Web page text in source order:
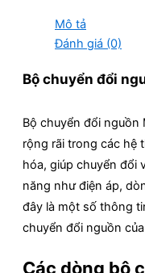
Mô tả
Đánh giá (0)
Bộ chuyển đổi
Bộ chuyển đổi nguồn
rộng rãi trong các hệ
hóa, giúp chuyển đổi
năng như điện áp,
đây là một số thông
chuyển đổi nguồn
Các dòng bộ